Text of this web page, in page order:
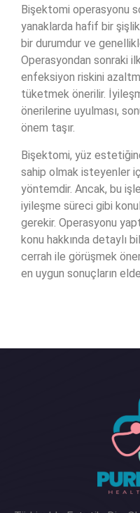
Bişektomi operasyonu
yanaklarda hafif bir
bir durumdur ve
Operasyondan sonraki
enfeksiyon riskini
tüketmek önerilir.
önerilerine uyulması,
önem taşır.
Bişektomi, yüz
sahip olmak isteyenler
yöntemdir. Ancak, bu
iyileşme süreci gibi
gerekir. Operasyonu
konu hakkında detaylı
cerrah ile görüşmek
en uygun sonuçların